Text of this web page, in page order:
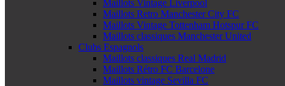
Maillots Vintage Liverpool
Maillots Retro Manchester City FC
Maillots Vintage Tottenham Hotspur FC
Maillots classiques Manchester United
Clubs Espagnols
Maillots classiques Real Madrid
Maillots Rétro FC Barcelone
Maillots vintage Sevilla FC